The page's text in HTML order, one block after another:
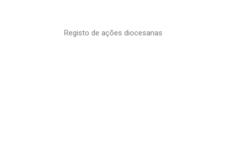
Registo de ações diocesanas